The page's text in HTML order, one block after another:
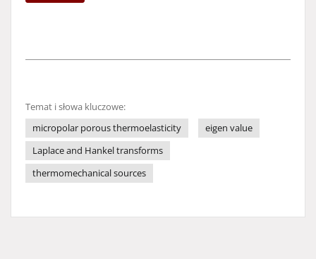
Temat i słowa kluczowe:
micropolar porous thermoelasticity
eigen value
Laplace and Hankel transforms
thermomechanical sources